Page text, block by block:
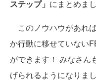
ステップ」 にまとめまし
このノウハウがあれ
か行動に移せていない
ができます！ みなさん
げられるようになりまし